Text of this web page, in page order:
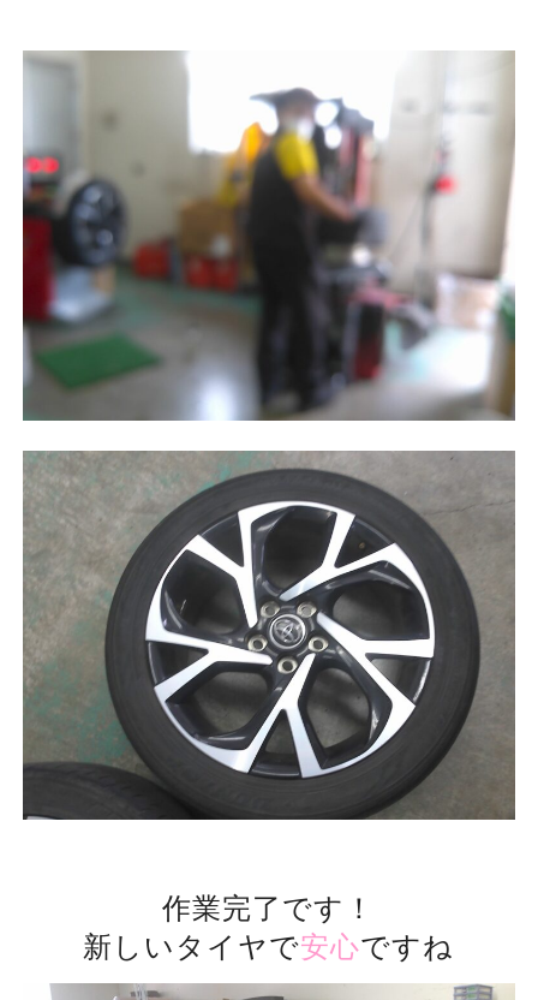
作業完了です！
新しいタイヤで安心ですね